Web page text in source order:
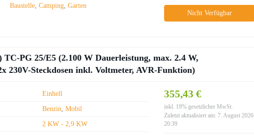
Nicht Verfügbar
Baustelle,Camping,Garten
PG 25/E5 (2.100 W Dauerleistung, max. 2.4 W,
230V-Steckdosen inkl. Voltmeter, AVR-Funktion)
355,43 €
inkl. 19% gesetzlicher MwSt.
Zuletzt aktualisiert am: 7. August 2026
20:39
Einhell
Benzin,Mobil
2 KW - 2,9 KW